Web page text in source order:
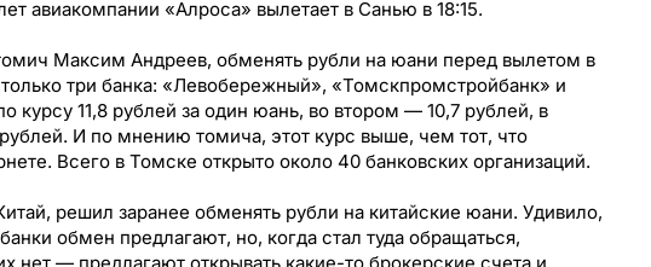
авиакомпании «Алроса» вылетает в Санью в 18:15.
Максим Андреев, обменять рубли на юани перед вылетом в
три банка: «Левобережный», «Томскпромстройбанк» и
курсу 11,8 рублей за один юань, во втором — 10,7 рублей, в
И по мнению томича, этот курс выше, чем тот, что
Всего в Томске открыто около 40 банковских организаций.
решил заранее обменять рубли на китайские юани. Удивило,
обмен предлагают, но, когда стал туда обращаться,